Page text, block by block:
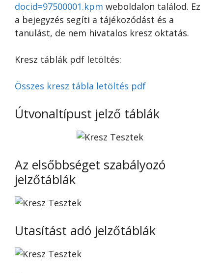
docid=97500001.kpm weboldalon találod. Ez
a bejegyzés segíti a tájékozódást és a
tanulást, de nem hivatalos kresz oktatás.
Kresz táblák pdf letöltés:
Összes kresz tábla letöltés pdf
Útvonaltípust jelző táblák
Az elsőbbséget szabályozó
jelzőtáblák
Utasítást adó jelzőtáblák